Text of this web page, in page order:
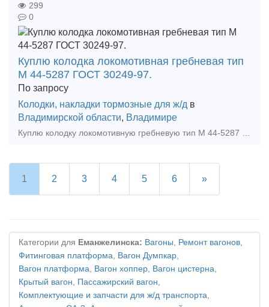
299
0
Куплю колодка локомотивная гребневая тип
М 44-5287 ГОСТ 30249-97.
По запросу
Колодки, накладки тормозные для ж/д в
Владимирской области, Владимире
1 2 3 4 5 6 »
Категории для Еманжелинска: Вагоны, Ремонт вагонов,
Фитинговая платформа, Вагон Думпкар,
Вагон платформа, Вагон хоппер, Вагон цистерна,
Крытый вагон, Пассажирский вагон,
Комплектующие и запчасти для ж/д транспорта,